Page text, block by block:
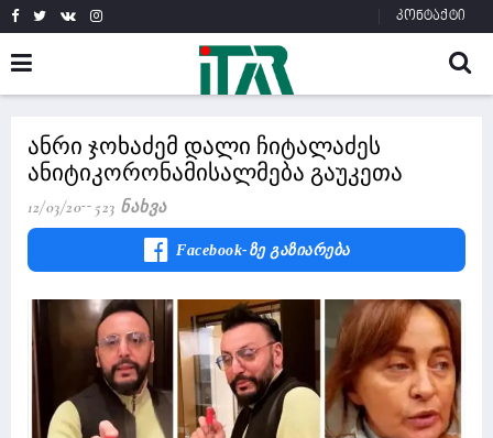
კონტაქტი
ანრი ჯოხაძემ დალი ჩიტალაძეს
ანიტიკორონამისალმება გაუკეთა
12/03/20 523 Ნახვა
Facebook-Ზე Გაზიარება